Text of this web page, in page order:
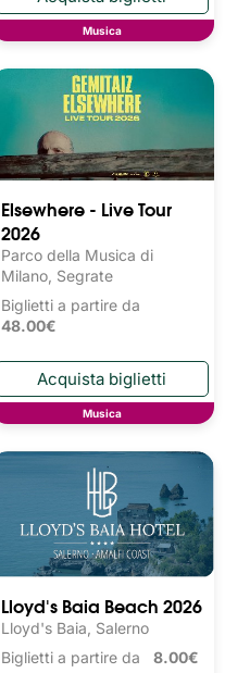
Musica
Elsewhere - Live Tour
2026
Parco della Musica di
Milano, Segrate
Biglietti a partire da
48.00€
Musica
Lloyd's Baia Beach 2026
Lloyd's Baia, Salerno
Biglietti a partire da 8.00€